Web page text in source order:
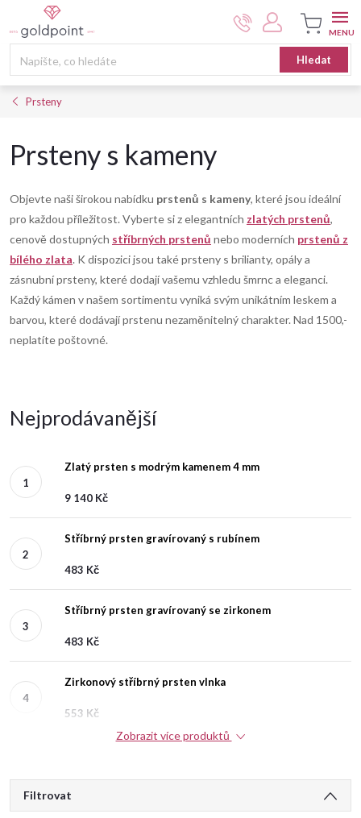
na
Hledat
Nákupní
košík
Prsteny
Prsteny s kameny
Objevte naši širokou nabídku prstenů s kameny, které jsou ideální
pro každou příležitost. Vyberte si z elegantních zlatých prstenů,
cenově dostupných stříbrných prstenů nebo moderních prstenů z
bílého zlata. K dispozici jsou také prsteny s brilianty, opály a
zásnubní prsteny, které dodají vašemu vzhledu šmrnc a eleganci.
Každý kámen v našem sortimentu vyniká svým unikátním leskem a
barvou, které dodávají prstenu nezaměnitelný charakter. Nad 1500,-
neplatíte poštovné.
Nejprodávanější
Zlatý prsten s modrým kamenem 4 mm
9 140 Kč
Stříbrný prsten gravírovaný s rubínem
483 Kč
Stříbrný prsten gravírovaný se zirkonem
483 Kč
Zirkonový stříbrný prsten vlnka
553 Kč
Zobrazit více produktů
Filtrovat
V